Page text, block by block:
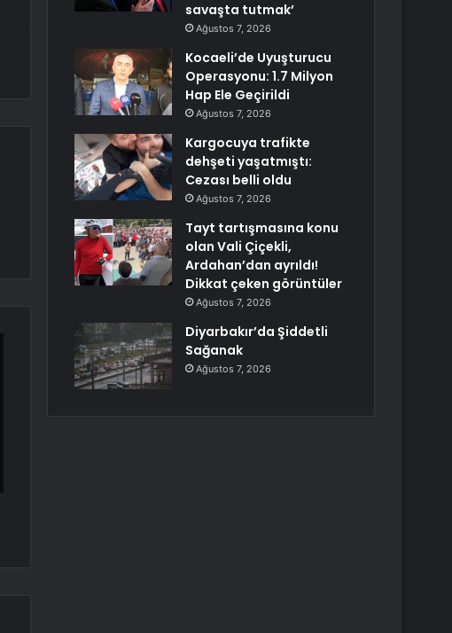
savaşta tutmak’
Ağustos 7, 2026
Kocaeli’de Uyuşturucu
Operasyonu: 1.7 Milyon
Hap Ele Geçirildi
Ağustos 7, 2026
Kargocuya trafikte
dehşeti yaşatmıştı:
Cezası belli oldu
Ağustos 7, 2026
Tayt tartışmasına konu
olan Vali Çiçekli,
Ardahan’dan ayrıldı!
Dikkat çeken görüntüler
Ağustos 7, 2026
Diyarbakır’da Şiddetli
Sağanak
Ağustos 7, 2026